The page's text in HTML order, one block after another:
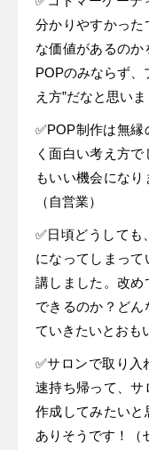
分かりやすかった
な価値があるのか
POPのみならず、
え方”だなと思い
✅POP制作は無
く面白い考え方
もいい機会になり
（自営業）
✅日頃どうしても
になってしまっ
講しました。改
できるのか？どん
ていきたいとおも
✅サロンで取り
速持ち帰って、サ
作成してみたいと
ありそうです！（